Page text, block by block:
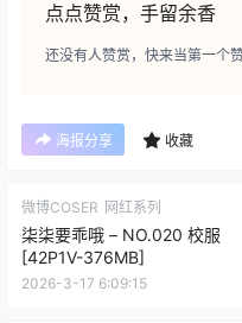
点点赞赏，手留余香
还没有人赞赏，快来当第一个赞
海报分享 收藏
微博COSER 网红系列
柒柒要乖哦 – NO.020 校服
[42P1V-376MB]
2026-3-17 6:09:15